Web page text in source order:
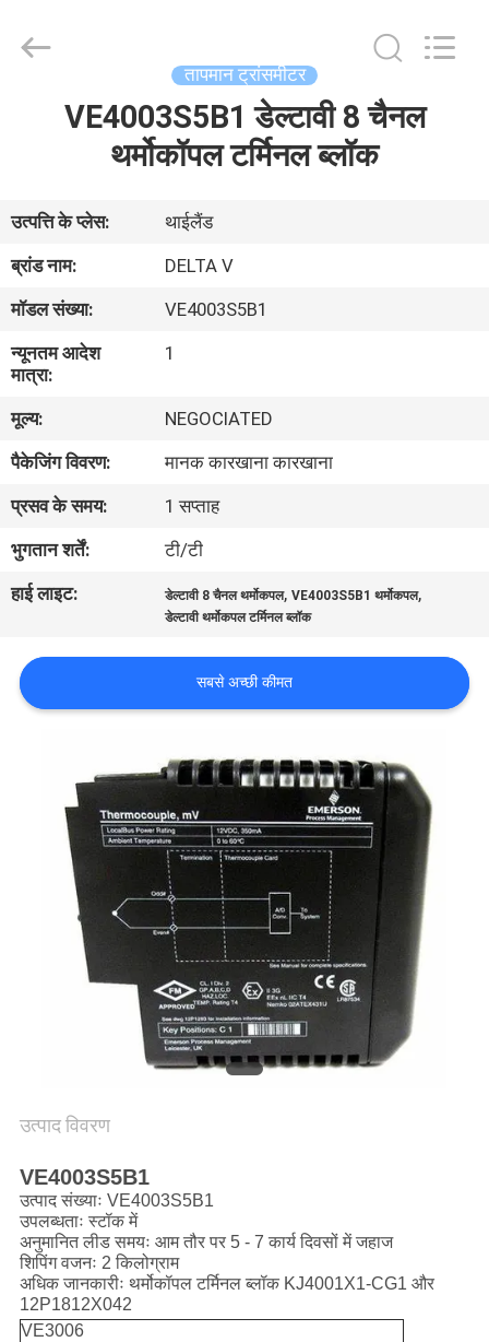
हमारे
बारे
फैक्टरी
यात्रा
गुणवत्ता
नियंत्रण
संपर्क
करें
नीति
तापमान ट्रांसमीटर
VE4003S5B1 डेल्टावी 8 चैनल
थर्मोकॉपल टर्मिनल ब्लॉक
उत्पत्ति के प्लेस:
थाईलैंड
ब्रांड नाम:
DELTA V
मॉडल संख्या:
VE4003S5B1
न्यूनतम आदेश
मात्रा:
1
मूल्य:
NEGOCIATED
पैकेजिंग विवरण:
मानक कारखाना कारखाना
प्रसव के समय:
1 सप्ताह
भुगतान शर्तें:
टी/टी
हाई लाइट:
डेल्टावी 8 चैनल थर्मोकपल,VE4003S5B1 थर्मोकपल,
डेल्टावी थर्मोकपल टर्मिनल ब्लॉक
सबसे अच्छी कीमत
उत्पाद विवरण
VE4003S5B1
उत्पाद संख्याः VE4003S5B1
उपलब्धताः स्टॉक में
अनुमानित लीड समयः आम तौर पर 5 - 7 कार्य दिवसों में जहाज
शिपिंग वजनः 2 किलोग्राम
अधिक जानकारीः थर्मोकॉपल टर्मिनल ब्लॉक KJ4001X1-CG1 और
12P1812X042
VE3006